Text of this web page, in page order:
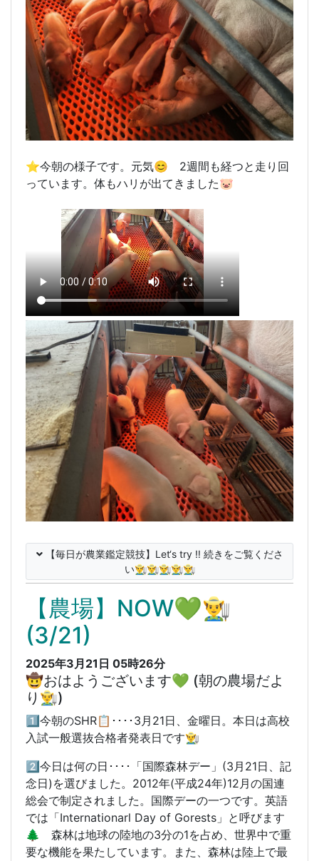
⭐️今朝の様子です。元気😊 2週間も経つと走り回
っています。体もハリが出てきました🐷
【毎日が農業鑑定競技】Let‘s try ‼️ 続きをご覧くださ
い👨‍🌾👨‍🌾👨‍🌾👨‍🌾👨‍🌾
【農場】NOW💚👨‍🌾
(3/21)
2025年3月21日 05時26分
🤠おはようございます💚 (朝の農場だよ
り👨‍🌾)
1️⃣今朝のSHR📋････3月21日、金曜日。本日は高校
入試一般選抜合格者発表日です👨‍🌾
2️⃣今日は何の日････「国際森林デー」(3月21日、記
念日)を選びました。2012年(平成24年)12月の国連
総会で制定されました。国際デーの一つです。英語
では「Internationarl Day of Gorests」と呼びます
🌲 森林は地球の陸地の3分の1を占め、世界中で重
要な機能を果たしています。また、森林は陸上で最